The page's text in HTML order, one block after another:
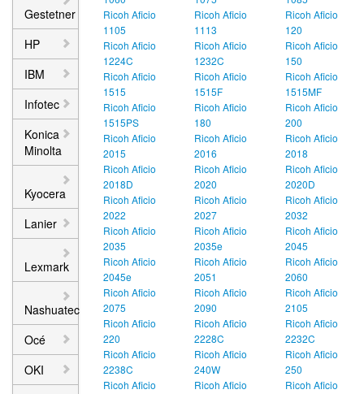
Gestetner
HP
IBM
Infotec
Konica
Minolta
Kyocera
Lanier
Lexmark
Nashuatec
Océ
OKI
Ricoh Aficio
1105
Ricoh Aficio
1113
Ricoh Aficio
120
Ricoh Aficio
1224C
Ricoh Aficio
1232C
Ricoh Aficio
150
Ricoh Aficio
1515
Ricoh Aficio
1515F
Ricoh Aficio
1515MF
Ricoh Aficio
1515PS
Ricoh Aficio
180
Ricoh Aficio
200
Ricoh Aficio
2015
Ricoh Aficio
2016
Ricoh Aficio
2018
Ricoh Aficio
2018D
Ricoh Aficio
2020
Ricoh Aficio
2020D
Ricoh Aficio
2022
Ricoh Aficio
2027
Ricoh Aficio
2032
Ricoh Aficio
2035
Ricoh Aficio
2035e
Ricoh Aficio
2045
Ricoh Aficio
2045e
Ricoh Aficio
2051
Ricoh Aficio
2060
Ricoh Aficio
2075
Ricoh Aficio
2090
Ricoh Aficio
2105
Ricoh Aficio
220
Ricoh Aficio
2228C
Ricoh Aficio
2232C
Ricoh Aficio
2238C
Ricoh Aficio
240W
Ricoh Aficio
250
Ricoh Aficio
Ricoh Aficio
Ricoh Aficio